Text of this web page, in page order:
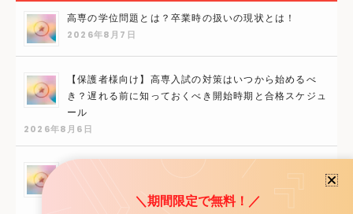
高専の学位問題とは？卒業時の扱いの現状とは！
2026年8月7日
【保護者様向け】高専入試の対策はいつから始めるべ
き？遅れる前に知っておくべき開始時期と合格スケジュ
ール
2026年8月6日
2026年7月28日＼期間限定で無料！／